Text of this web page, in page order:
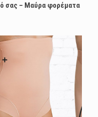
σας – Μαύρα φορέματα